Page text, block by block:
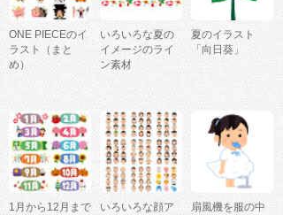
ONE PIECEのイ
ラスト（まと
め）
いろいろな夏の
イメージのライ
ン素材
夏のイラスト
「向日葵」
1月から12月まで
いろいろな顔ア
扇風機を服の中